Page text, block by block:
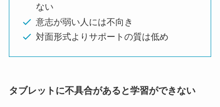
ない
意志が弱い人には不向き
対面形式よりサポートの質は低め
タブレットに不具合があると学習ができない